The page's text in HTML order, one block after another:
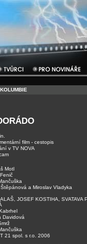
film - cestopis
v TV NOVA
Motl
a Miroslav Vladyka
JOSEF KOSTIHA,
Davidová
21 spol. s r.o. 2006